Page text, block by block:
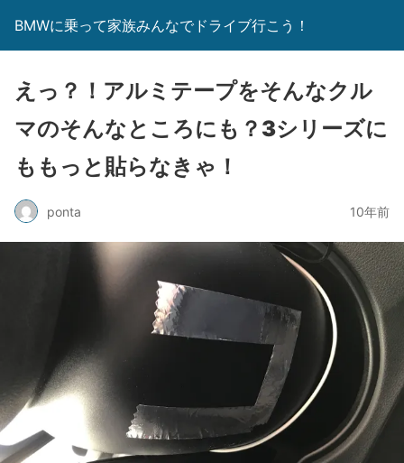
BMWに乗って家族みんなでドライブ行こう！
えっ？！アルミテープをそんなクル
マのそんなところにも？3シリーズに
ももっと貼らなきゃ！
ponta 10年前